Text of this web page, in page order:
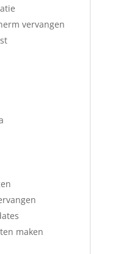
vervangen
maken